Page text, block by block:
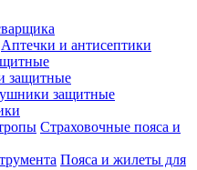
Аптечки и антисептики
защитные
защитные
Страховочные пояса и
Пояса и жилеты для